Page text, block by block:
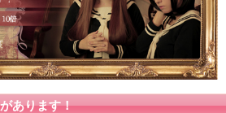
色味が異なる場合があります。
等のクレーム、返品交換等はお受けできません。
いします。
あります！